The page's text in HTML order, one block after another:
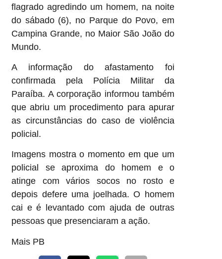
flagrado agredindo um homem, na noite
do sábado (6), no Parque do Povo, em
Campina Grande, no Maior São João do
Mundo.
A informação do afastamento foi
confirmada pela Polícia Militar da
Paraíba. A corporação informou também
que abriu um procedimento para apurar
as circunstâncias do caso de violência
policial.
Imagens mostra o momento em que um
policial se aproxima do homem e o
atinge com vários socos no rosto e
depois defere uma joelhada. O homem
cai e é levantado com ajuda de outras
pessoas que presenciaram a ação.
Mais PB